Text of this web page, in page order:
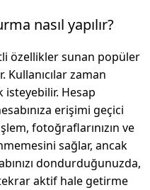
nasıl yapılır?
özellikler sunan popüler
zaman
isteyebilir. Hesap
erişimi geçici
fotoğraflarınızın ve
sağlar, ancak
dondurduğunuzda,
aktif hale getirme